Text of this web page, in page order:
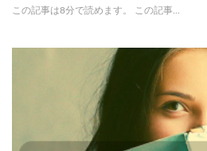
この記事は8分で読めます。 この記事...